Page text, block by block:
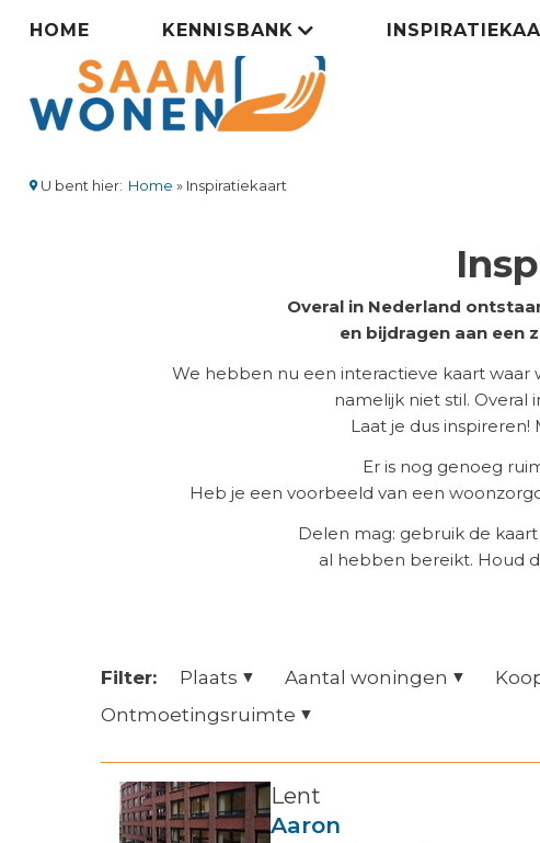
gaan
Zorgsaamwonen
menu
HOME KENNISBANK
U bent hier: Home Inspiratiekaart
Overal in Nederland
en bijdragen aan een
We hebben nu een interactieve kaart
namelijk niet stil.
Laat je dus
Er is nog genoeg
Heb je een voorbeeld van een
Delen mag: gebruik de
al hebben bereikt. Houd